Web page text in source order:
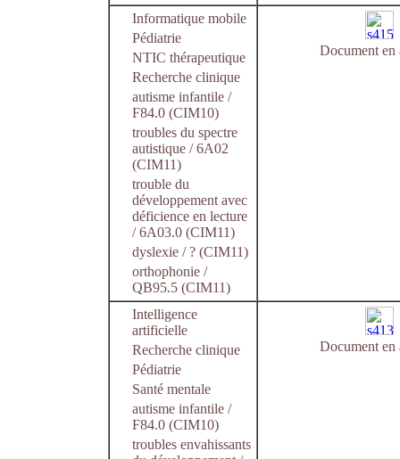
Informatique mobile
Pédiatrie
NTIC thérapeutique
Recherche clinique
autisme infantile /
F84.0 (CIM10)
troubles du spectre
autistique / 6A02
(CIM11)
trouble du
développement avec
déficience en lecture
/ 6A03.0 (CIM11)
dyslexie / ? (CIM11)
orthophonie /
QB95.5 (CIM11)
Document en
Intelligence
artificielle
Recherche clinique
Pédiatrie
Santé mentale
autisme infantile /
F84.0 (CIM10)
troubles envahissants
Document en